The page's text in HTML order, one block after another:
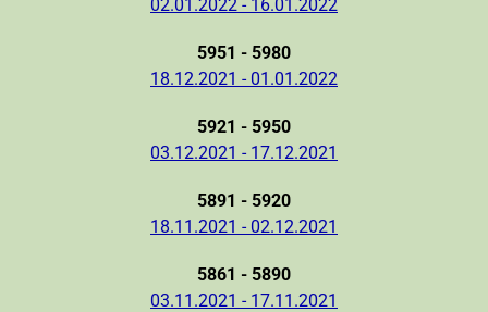
02.01.2022 - 16.01.2022
5951 - 5980
18.12.2021 - 01.01.2022
5921 - 5950
03.12.2021 - 17.12.2021
5891 - 5920
18.11.2021 - 02.12.2021
5861 - 5890
03.11.2021 - 17.11.2021